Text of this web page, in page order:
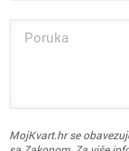
MojKvart.hr se